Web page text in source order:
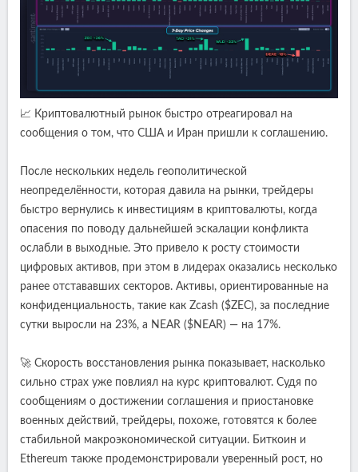
📈 Криптовалютный рынок быстро отреагировал на
сообщения о том, что США и Иран пришли к соглашению.
После нескольких недель геополитической
неопределённости, которая давила на рынки, трейдеры
быстро вернулись к инвестициям в криптовалюты, когда
опасения по поводу дальнейшей эскалации конфликта
ослабли в выходные. Это привело к росту стоимости
цифровых активов, при этом в лидерах оказались несколько
ранее отстававших секторов. Активы, ориентированные на
конфиденциальность, такие как Zcash ($ZEC), за последние
сутки выросли на 23%, а NEAR ($NEAR) — на 17%.
🚀 Скорость восстановления рынка показывает, насколько
сильно страх уже повлиял на курс криптовалют. Судя по
сообщениям о достижении соглашения и приостановке
военных действий, трейдеры, похоже, готовятся к более
стабильной макроэкономической ситуации. Биткоин и
Ethereum также продемонстрировали уверенный рост, но